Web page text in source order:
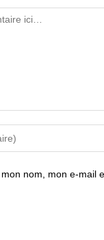
nom, mon e-mail